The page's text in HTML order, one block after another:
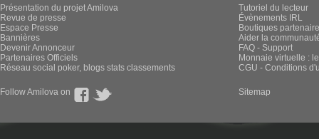
Présentation du projet Amilova
Revue de presse
Espace Presse
Bannières
Devenir Annonceur
Partenaires Officiels
Réseau social poker, blogs stats classements
Tutoriel du lecteur
Évènements IRL
Boutiques
Aider la
FAQ - Support
Monnaie virtuelle :
CGU - Conditions
Follow Amilova on Sitemap